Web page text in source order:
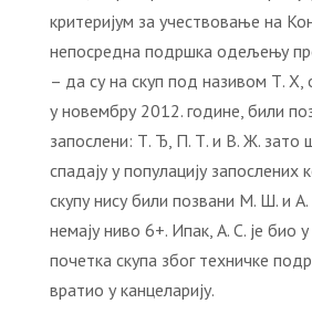
критеријум за учествовање на
непосредна подршка одељењу
– да су на скуп под називом Т.
у новембру 2012. године, били
запослени: Т. Ђ, П. Т. и В. Ж. зато
спадају у популацију запослених
скупу нису били позвани М. Ш. и А.
немају ниво 6+. Ипак, А. С. је био
почетка скупа због техничке
вратио у канцеларију.